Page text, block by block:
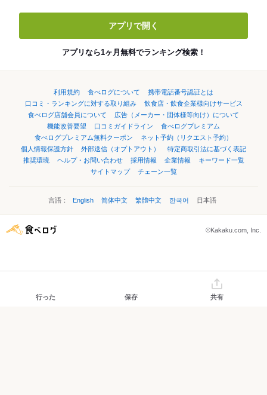
アプリで開く
アプリなら1ヶ月無料でランキング検索！
利用規約 食べログについて
携帯電話番号認証とは
口コミ・ランキングに対する取り組み
飲食店・飲食企業様向けサービス
食べログ店舗会員について
広告（メーカー・団体様等向け）について
機能改善要望
口コミガイドライン
食べログプレミアム
食べログプレミアム無料クーポン
ネット予約（リクエスト予約）
個人情報保護方針
外部送信（オプトアウト）
特定商取引法に基づく表記
推奨環境
ヘルプ・お問い合わせ 採用情報 企業情報
キーワード一覧
サイトマップ
チェーン一覧
言語： English 简体中文 繁體中文 한국어 日本語
©Kakaku.com, Inc.
行った 保存 共有